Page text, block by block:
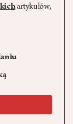
artykułów,